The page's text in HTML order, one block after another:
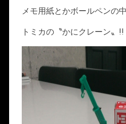
メモ用紙とかボールペンの
トミカの〝かにクレーン〟!!